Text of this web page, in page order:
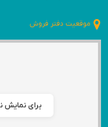
موقعیت دفتر فروش
برای نمایش